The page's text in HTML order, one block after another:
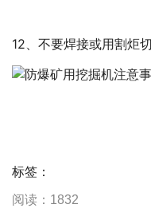
12、不要焊接或用割炬
标签：
阅读：1832